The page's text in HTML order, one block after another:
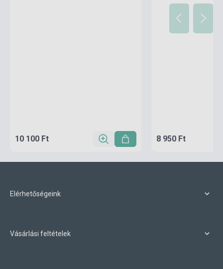
10 100 Ft 8 950 Ft
Elérhetőségeink
Vásárlási feltételek